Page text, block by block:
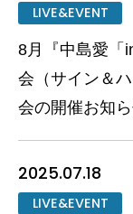
LIVE&EVENT
8月『中島愛「
会（サイン＆
会の開催お知ら
2025.07.18
LIVE&EVENT